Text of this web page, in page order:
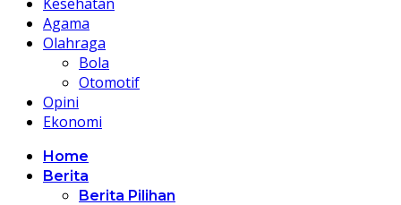
Agama
Olahraga
Bola
Otomotif
Opini
Ekonomi
Home
Berita
Berita Pilihan